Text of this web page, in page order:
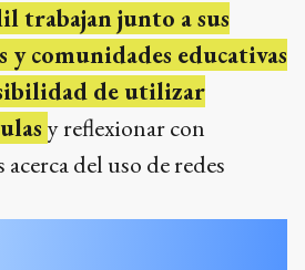
trabajan junto a sus
y comunidades educativas
de utilizar
y reflexionar con
del uso de redes